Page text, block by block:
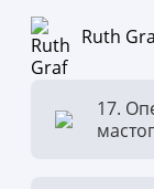
Ruth
17.